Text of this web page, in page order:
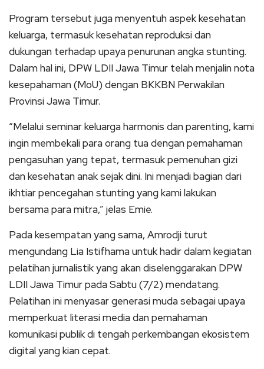
Program tersebut juga menyentuh aspek kesehatan
keluarga, termasuk kesehatan reproduksi dan
dukungan terhadap upaya penurunan angka stunting.
Dalam hal ini, DPW LDII Jawa Timur telah menjalin nota
kesepahaman (MoU) dengan BKKBN Perwakilan
Provinsi Jawa Timur.
“Melalui seminar keluarga harmonis dan parenting, kami
ingin membekali para orang tua dengan pemahaman
pengasuhan yang tepat, termasuk pemenuhan gizi
dan kesehatan anak sejak dini. Ini menjadi bagian dari
ikhtiar pencegahan stunting yang kami lakukan
bersama para mitra,” jelas Emie.
Pada kesempatan yang sama, Amrodji turut
mengundang Lia Istifhama untuk hadir dalam kegiatan
pelatihan jurnalistik yang akan diselenggarakan DPW
LDII Jawa Timur pada Sabtu (7/2) mendatang.
Pelatihan ini menyasar generasi muda sebagai upaya
memperkuat literasi media dan pemahaman
komunikasi publik di tengah perkembangan ekosistem
digital yang kian cepat.